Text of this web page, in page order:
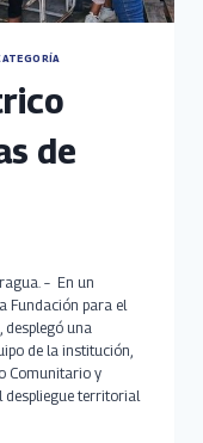
de
– En un
Fundación para el
desplegó una
de la institución,
Comunitario y
despliegue territorial